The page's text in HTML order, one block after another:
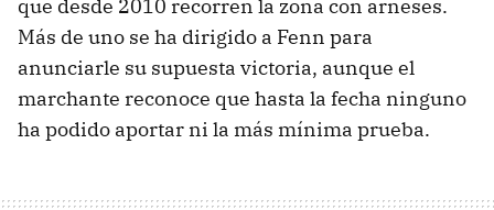
que desde 2010 recorren la zona con arneses.
Más de uno se ha dirigido a Fenn para
anunciarle su supuesta victoria, aunque el
marchante reconoce que hasta la fecha ninguno
ha podido aportar ni la más mínima prueba.